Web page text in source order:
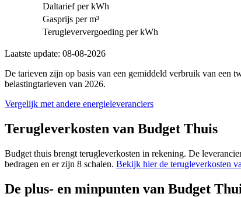
Daltarief per kWh
Gasprijs per m³
Terugleververgoeding per kWh
Laatste update: 08-08-2026
De tarieven zijn op basis van een gemiddeld verbruik van een
belastingtarieven van 2026.
Vergelijk met andere energieleveranciers
Terugleverkosten van Budget Thuis
Budget thuis brengt terugleverkosten in rekening. De
bedragen en er zijn 8 schalen. Bekijk hier de terugleverkosten
De plus- en minpunten van Budget